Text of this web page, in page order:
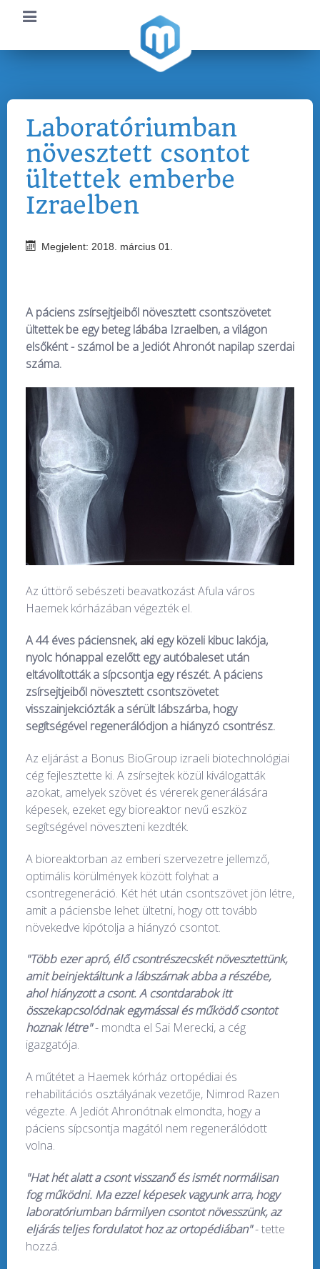
Laboratóriumban
növesztett csontot
ültettek emberbe
Izraelben
Megjelent: 2018. március 01.
A páciens zsírsejtjeiből növesztett csontszövetet
ültettek be egy beteg lábába Izraelben, a világon
elsőként - számol be a Jediót Ahronót napilap szerdai
száma.
Az úttörő sebészeti beavatkozást Afula város
Haemek kórházában végezték el.
A 44 éves páciensnek, aki egy közeli kibuc lakója,
nyolc hónappal ezelőtt egy autóbaleset után
eltávolították a sípcsontja egy részét. A páciens
zsírsejtjeiből növesztett csontszövetet
visszainjekciózták a sérült lábszárba, hogy
segítségével regenerálódjon a hiányzó csontrész.
Az eljárást a Bonus BioGroup izraeli biotechnológiai
cég fejlesztette ki. A zsírsejtek közül kiválogatták
azokat, amelyek szövet és vérerek generálására
képesek, ezeket egy bioreaktor nevű eszköz
segítségével növeszteni kezdték.
A bioreaktorban az emberi szervezetre jellemző,
optimális körülmények között folyhat a
csontregeneráció. Két hét után csontszövet jön létre,
amit a páciensbe lehet ültetni, hogy ott tovább
növekedve kipótolja a hiányzó csontot.
"Több ezer apró, élő csontrészecskét növesztettünk,
amit beinjektáltunk a lábszárnak abba a részébe,
ahol hiányzott a csont. A csontdarabok itt
összekapcsolódnak egymással és működő csontot
hoznak létre"- mondta el Sai Merecki, a cég
igazgatója.
A műtétet a Haemek kórház ortopédiai és
rehabilitációs osztályának vezetője, Nimrod Razen
végezte. A Jediót Ahronótnak elmondta, hogy a
páciens sípcsontja magától nem regenerálódott
volna.
"Hat hét alatt a csont visszanő és ismét normálisan
fog működni. Ma ezzel képesek vagyunk arra, hogy
laboratóriumban bármilyen csontot növesszünk, az
eljárás teljes fordulatot hoz az ortopédiában"- tette
hozzá.